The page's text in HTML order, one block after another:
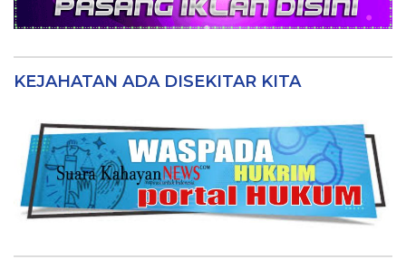
KEJAHATAN ADA DISEKITAR KITA